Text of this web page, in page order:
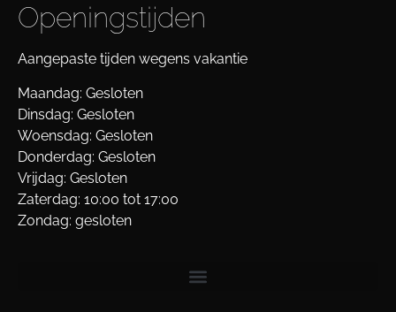
Openingstijden
Aangepaste tijden wegens vakantie
Maandag: Gesloten
Dinsdag: Gesloten
Woensdag: Gesloten
Donderdag: Gesloten
Vrijdag: Gesloten
Zaterdag: 10:00 tot 17:00
Zondag: gesloten